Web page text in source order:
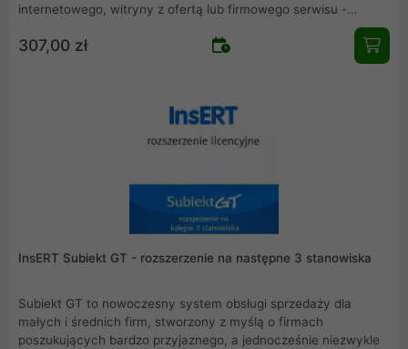
internetowego, witryny z ofertą lub firmowego serwisu -
stron WWW. Intuicyjny kreator poprowadzi użytkownika krok
po kroku do gotowej witryny w ciągu zaledwie kilku minut.
Stworzonym w ten sposób serwisem można zarządzać z
dowolnego miejsca z dostępem do Internetu.
307,00 zł
InsERT Subiekt GT - rozszerzenie na następne 3 stanowiska
Subiekt GT to nowoczesny system obsługi sprzedaży dla
małych i średnich firm, stworzony z myślą o firmach
poszukujących bardzo przyjaznego, a jednocześnie niezwykle